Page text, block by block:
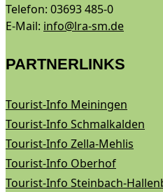
Telefon: 03693 485-0
E-Mail: info@lra-sm.de
PARTNERLINKS
Tourist-Info Meiningen
Tourist-Info Schmalkalden
Tourist-Info Zella-Mehlis
Tourist-Info Oberhof
Tourist-Info Steinbach-